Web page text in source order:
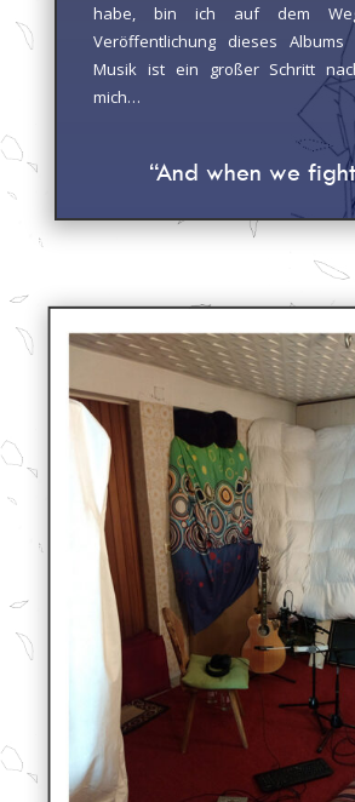
habe, bin ich auf dem
Veröffentlichung dieses
Musik ist ein großer Schritt
mich…
“And when we